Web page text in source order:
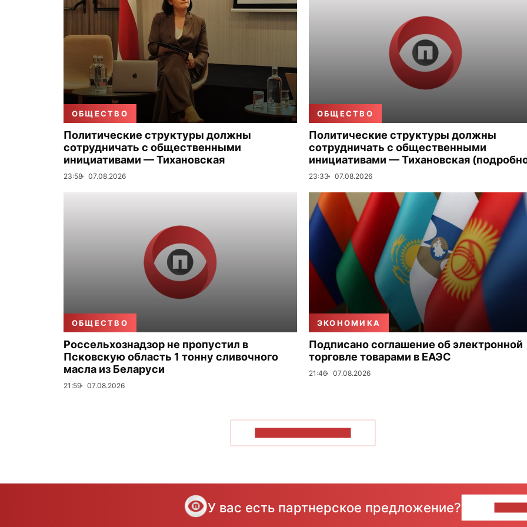
ОБЩЕСТВО
Политические структуры должны
сотрудничать с общественными
инициативами — Тихановская
23:58 07.08.2026
ОБЩЕСТВО
Политические структуры должны
сотрудничать с общественными
инициативами — Тихановская
23:33 07.08.2026
ОБЩЕСТВО
Россельхознадзор не пропустил в
Псковскую область 1 тонну сливочного
масла из Беларуси
21:59 07.08.2026
ЭКОНОМИКА
Подписано соглашение об электронной
торговле товарами в ЕАЭС
21:46 07.08.2026
У вас есть партнерское предложение?